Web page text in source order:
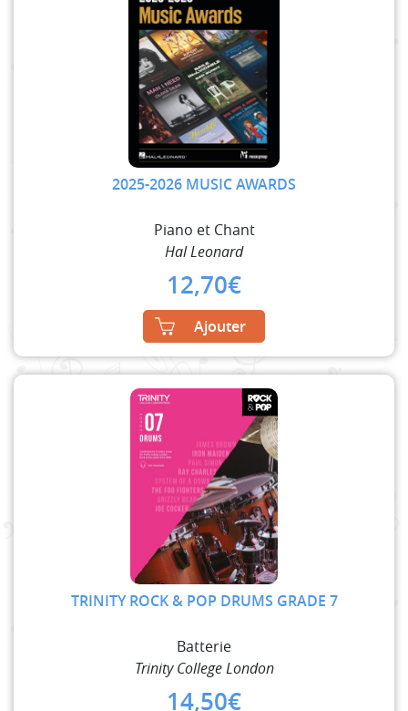
2025-2026 MUSIC AWARDS
Piano et Chant
Hal Leonard
12,70€
Ajouter
TRINITY ROCK & POP DRUMS GRADE 7
Batterie
Trinity College London
14,50€